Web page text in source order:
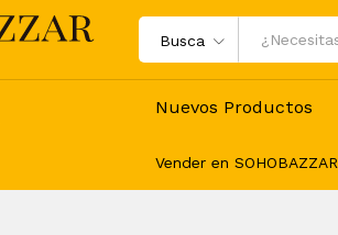
Busca
Nuevos Productos
Vender en SOHOBAZZAR